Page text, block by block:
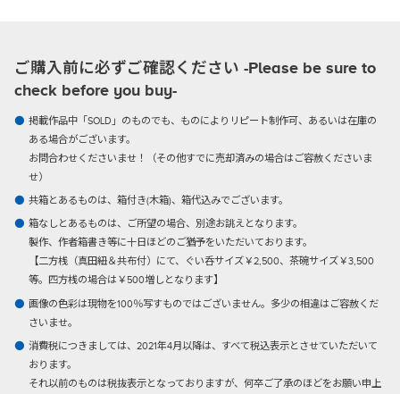
ご購入前に必ずご確認ください -Please be sure to
check before you buy-
掲載作品中「SOLD」のものでも、ものによりリピート制作可、あるいは在庫の
ある場合がございます。
お問合わせくださいませ！（その他すでに売却済みの場合はご容赦くださいま
せ）
共箱とあるものは、箱付き(木箱)、箱代込みでございます。
箱なしとあるものは、ご所望の場合、別途お誂えとなります。
製作、作者箱書き等に十日ほどのご猶予をいただいております。
【二方桟（真田紐＆共布付）にて、ぐい呑サイズ￥2,500、茶碗サイズ￥3,500
等。四方桟の場合は￥500増しとなります】
画像の色彩は現物を100％写すものではございません。多少の相違はご容赦くだ
さいませ。
消費税につきましては、2021年4月以降は、すべて税込表示とさせていただいて
おります。
それ以前のものは税抜表示となっておりますが、何卒ご了承のほどをお願い申上